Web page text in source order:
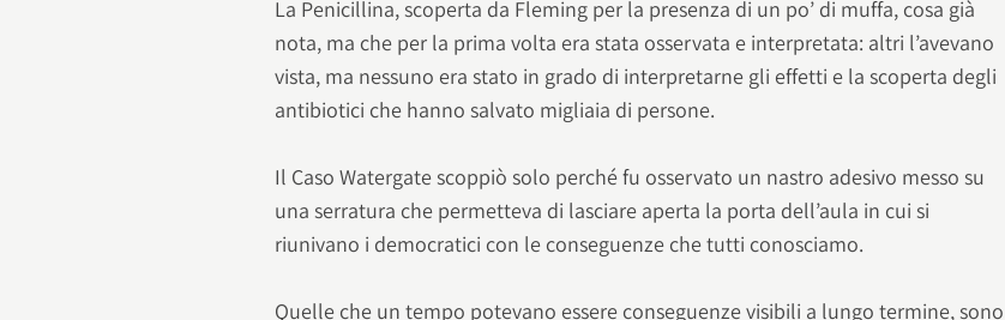
La Penicillina, scoperta da Fleming per la presenza di un po’ di muffa, cosa già
nota, ma che per la prima volta era stata osservata e interpretata: altri l’avevano
vista, ma nessuno era stato in grado di interpretarne gli effetti e la scoperta degli
antibiotici che hanno salvato migliaia di persone.
Il Caso Watergate scoppiò solo perché fu osservato un nastro adesivo messo su
una serratura che permetteva di lasciare aperta la porta dell’aula in cui si
riunivano i democratici con le conseguenze che tutti conosciamo.
Quelle che un tempo potevano essere conseguenze visibili a lungo termine, sono